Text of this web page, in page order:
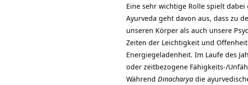
Eine sehr wichtige Rolle spielt
Ayurveda geht davon aus, dass zu
unseren Körper als auch unsere
Zeiten der Leichtigkeit und
Energiegeladenheit. Im Laufe des
oder zeitbezogene Fähigkeits-/
Während Dinacharya die